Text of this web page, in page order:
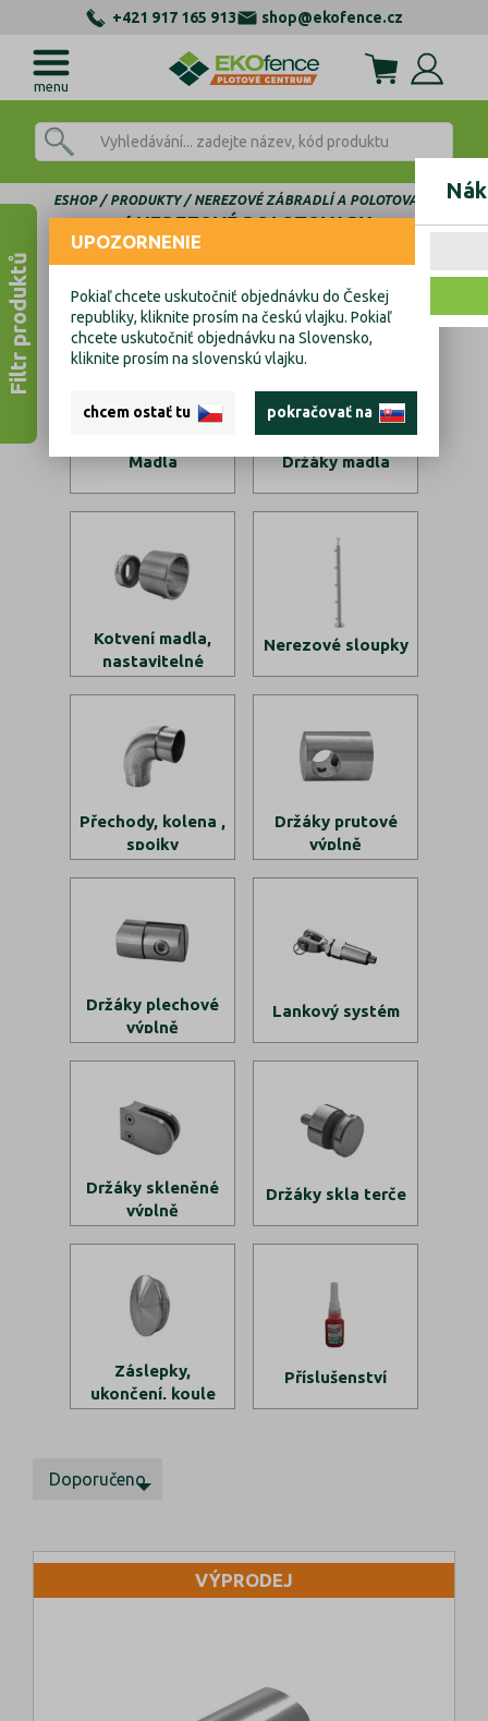
+421 917 165 913 shop@ekofence.cz
menu
ESHOP PRODUKTY NEREZOVÉ ZÁBRADLÍ A POLOTOVARY
NEREZOVÉ POLOTOVARY
Nerezové polotovary
Madla Držáky madla
Kotvení madla,
nastavitelné
Nerezové sloupky
Přechody, kolena ,
spojky
Držáky prutové
výplně
Držáky plechové
výplně
Lankový systém
Držáky skleněné
výplně
Držáky skla terče
Záslepky,
ukončení, koule
Příslušenství
Filtr produktů
Doporučeno
VÝPRODEJ
UPOZORNENIE
Pokiaľ chcete uskutočniť objednávku do Českej
republiky, kliknite prosím na českú vlajku. Pokiaľ
chcete uskutočniť objednávku na Slovensko,
kliknite prosím na slovenskú vlajku.
chcem ostať tu pokračovať na